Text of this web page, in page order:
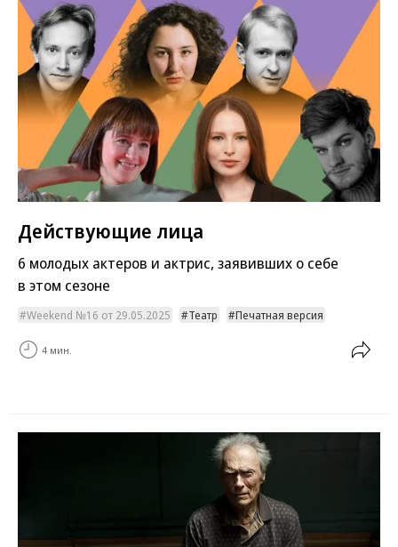
Действующие лица
6 молодых актеров и актрис, заявивших о себе
в этом сезоне
Weekend №16 от 29.05.2025 Театр Печатная версия
4 мин.